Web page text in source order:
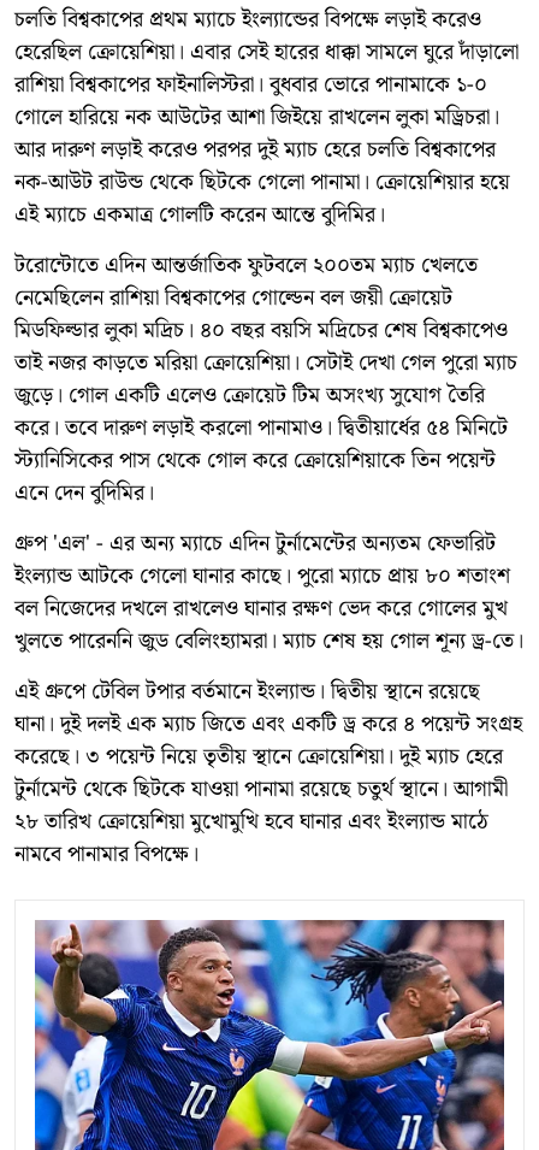
চলতি বিশ্বকাপের প্রথম ম্যাচে ইংল্যান্ডের বিপক্ষে লড়াই করেও
হেরেছিল ক্রোয়েশিয়া। এবার সেই হারের ধাক্কা সামলে ঘুরে দাঁড়ালো
রাশিয়া বিশ্বকাপের ফাইনালিস্টরা। বুধবার ভোরে পানামাকে ১-০
গোলে হারিয়ে নক আউটের আশা জিইয়ে রাখলেন লুকা মড্রিচরা।
আর দারুণ লড়াই করেও পরপর দুই ম্যাচ হেরে চলতি বিশ্বকাপের
নক-আউট রাউন্ড থেকে ছিটকে গেলো পানামা। ক্রোয়েশিয়ার হয়ে
এই ম্যাচে একমাত্র গোলটি করেন আন্তে বুদিমির।
টরোন্টোতে এদিন আন্তর্জাতিক ফুটবলে ২০০তম ম্যাচ খেলতে
নেমেছিলেন রাশিয়া বিশ্বকাপের গোল্ডেন বল জয়ী ক্রোয়েট
মিডফিল্ডার লুকা মদ্রিচ। ৪০ বছর বয়সি মদ্রিচের শেষ বিশ্বকাপেও
তাই নজর কাড়তে মরিয়া ক্রোয়েশিয়া। সেটাই দেখা গেল পুরো ম্যাচ
জুড়ে। গোল একটি এলেও ক্রোয়েট টিম অসংখ্য সুযোগ তৈরি
করে। তবে দারুণ লড়াই করলো পানামাও। দ্বিতীয়ার্ধের ৫৪ মিনিটে
স্ট্যানিসিকের পাস থেকে গোল করে ক্রোয়েশিয়াকে তিন পয়েন্ট
এনে দেন বুদিমির।
গ্রুপ 'এল' - এর অন্য ম্যাচে এদিন টুর্নামেন্টের অন্যতম ফেভারিট
ইংল্যান্ড আটকে গেলো ঘানার কাছে। পুরো ম্যাচে প্রায় ৮০ শতাংশ
বল নিজেদের দখলে রাখলেও ঘানার রক্ষণ ভেদ করে গোলের মুখ
খুলতে পারেননি জুড বেলিংহ্যামরা। ম্যাচ শেষ হয় গোল শূন্য ড্র-তে।
এই গ্রুপে টেবিল টপার বর্তমানে ইংল্যান্ড। দ্বিতীয় স্থানে রয়েছে
ঘানা। দুই দলই এক ম্যাচ জিতে এবং একটি ড্র করে ৪ পয়েন্ট সংগ্রহ
করেছে। ৩ পয়েন্ট নিয়ে তৃতীয় স্থানে ক্রোয়েশিয়া। দুই ম্যাচ হেরে
টুর্নামেন্ট থেকে ছিটকে যাওয়া পানামা রয়েছে চতুর্থ স্থানে। আগামী
২৮ তারিখ ক্রোয়েশিয়া মুখোমুখি হবে ঘানার এবং ইংল্যান্ড মাঠে
নামবে পানামার বিপক্ষে।